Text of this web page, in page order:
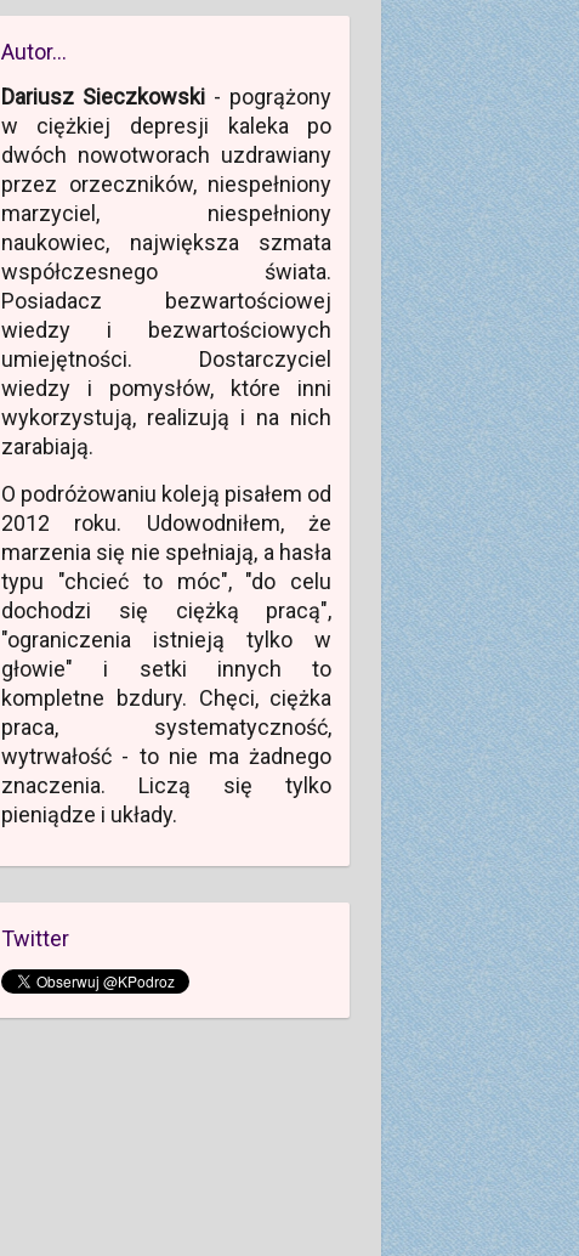
Autor…
Dariusz Sieczkowski - pogrążony
w ciężkiej depresji kaleka po
dwóch nowotworach uzdrawiany
przez orzeczników, niespełniony
marzyciel, niespełniony
naukowiec, największa szmata
współczesnego świata.
Posiadacz bezwartościowej
wiedzy i bezwartościowych
umiejętności. Dostarczyciel
wiedzy i pomysłów, które inni
wykorzystują, realizują i na nich
zarabiają.
O podróżowaniu koleją pisałem od
2012 roku. Udowodniłem, że
marzenia się nie spełniają, a hasła
typu "chcieć to móc", "do celu
dochodzi się ciężką pracą",
"ograniczenia istnieją tylko w
głowie" i setki innych to
kompletne bzdury. Chęci, ciężka
praca, systematyczność,
wytrwałość - to nie ma żadnego
znaczenia. Liczą się tylko
pieniądze i układy.
Twitter